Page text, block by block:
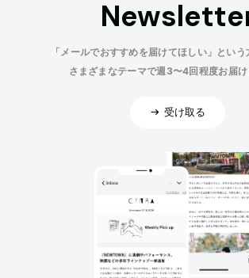
「メールでおすすめを届けてほしい」という
さまざまなテーマで週3〜4回程度お届け
受け取る